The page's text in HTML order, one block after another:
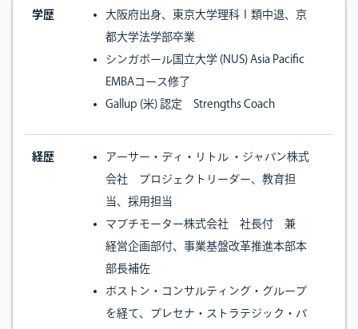
学歴
大阪府出身、東京大学理科Ⅰ類中退、京
都大学法学部卒業
シンガポール国立大学 (NUS) Asia Pacific
EMBAコース修了
Gallup (米) 認定 Strengths Coach
経歴
アーサー・ディ・リトル ・ジャパン株式
会社 プロジェクトリーダー、教育担
当、採用担当
マブチモーター株式会社 社長付 兼
経営企画部付、事業基盤改革推進本部本
部長補佐
ボストン・コンサルティング・グループ
を経て、プレセナ・ストラテジック・パ